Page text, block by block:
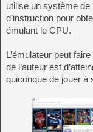
utilise un système
d’instruction pour
émulant le CPU.
L’émulateur peut
de l’auteur est
quiconque de jouer à